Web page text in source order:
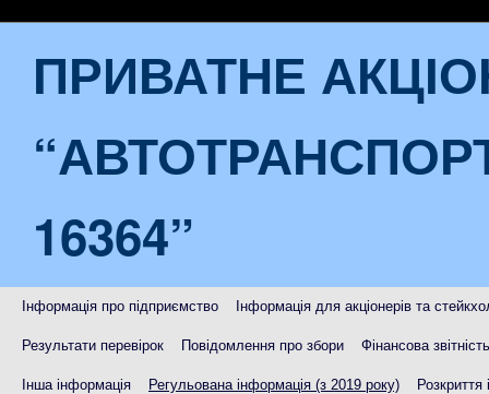
ПРИВАТНЕ
16364”
Інформація про підприємство Інформація для акціонерів та
Результати перевірок Повідомлення про збори Фінансова
Інша інформація Регульована інформація (з 2019 року) Розкриття